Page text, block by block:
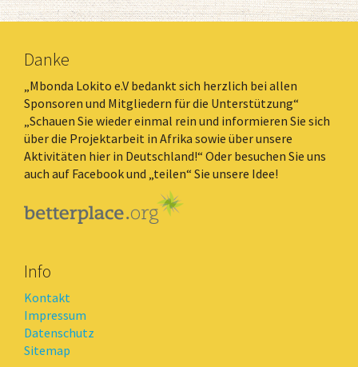
Danke
„Mbonda Lokito e.V bedankt sich herzlich bei allen
Sponsoren und Mitgliedern für die Unterstützung“
„Schauen Sie wieder einmal rein und informieren Sie sich
über die Projektarbeit in Afrika sowie über unsere
Aktivitäten hier in Deutschland!“ Oder besuchen Sie uns
auch auf Facebook und „teilen“ Sie unsere Idee!
Info
Kontakt
Impressum
Datenschutz
Sitemap